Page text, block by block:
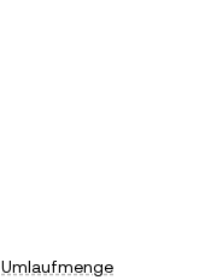
Umlaufmenge